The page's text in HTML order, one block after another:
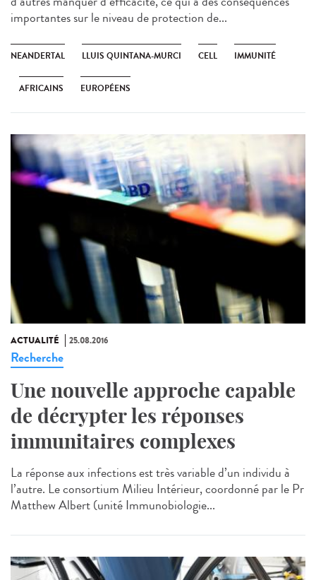
importantes sur le niveau de protection de...
NEANDERTAL LLUIS QUINTANA-MURCI CELL IMMUNITÉ
AFRICAINS EUROPÉENS
ACTUALITÉ 25.08.2016
Recherche
Une nouvelle approche capable
de décrypter les réponses
immunitaires complexes
La réponse aux infections est très variable d’un individu à
l’autre. Le consortium Milieu Intérieur, coordonné par le Pr
Matthew Albert (unité Immunobiologie...